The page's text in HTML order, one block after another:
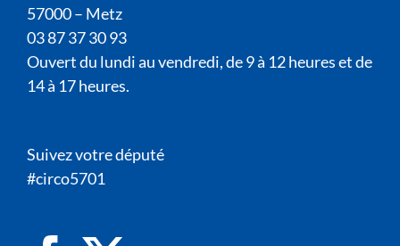
57000 – Metz
03 87 37 30 93
Ouvert du lundi au vendredi, de 9 à 12 heures et de
14 à 17 heures.
Suivez votre député
#circo5701